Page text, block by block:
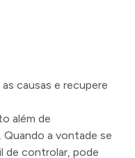
causas e recupere
além de
a vontade se
de controlar, pode